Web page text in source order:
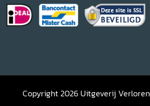
Copyright 2026 Uitgeverij Verloren